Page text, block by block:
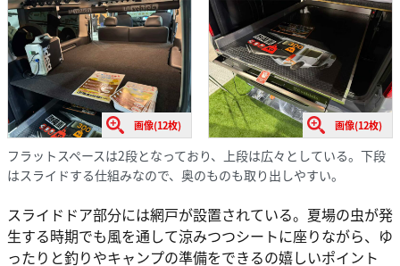
画像(12枚) 画像(12枚)
フラットスペースは2段となっており、上段は広々としている。下段
はスライドする仕組みなので、奥のものも取り出しやすい。
スライドドア部分には網戸が設置されている。夏場の虫が発
生する時期でも風を通して涼みつつシートに座りながら、ゆ
ったりと釣りやキャンプの準備をできるの嬉しいポイント